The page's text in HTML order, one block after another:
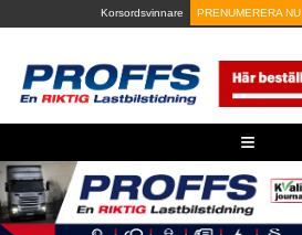
to
Korsordsvinnare PRENUMERERA NU
≡